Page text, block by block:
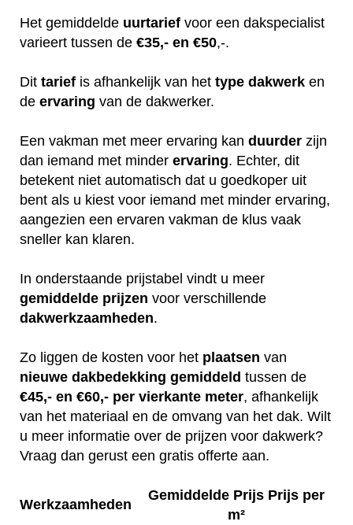
Het gemiddelde uurtarief voor een dakspecialist
varieert tussen de €35,- en €50,-.
Dit tarief is afhankelijk van het type dakwerk en
de ervaring van de dakwerker.
Een vakman met meer ervaring kan duurder zijn
dan iemand met minder ervaring. Echter, dit
betekent niet automatisch dat u goedkoper uit
bent als u kiest voor iemand met minder ervaring,
aangezien een ervaren vakman de klus vaak
sneller kan klaren.
In onderstaande prijstabel vindt u meer
gemiddelde prijzen voor verschillende
dakwerkzaamheden.
Zo liggen de kosten voor het plaatsen van
nieuwe dakbedekking gemiddeld tussen de
€45,- en €60,- per vierkante meter, afhankelijk
van het materiaal en de omvang van het dak. Wilt
u meer informatie over de prijzen voor dakwerk?
Vraag dan gerust een gratis offerte aan.
Werkzaamheden
Gemiddelde Prijs Prijs per
m²